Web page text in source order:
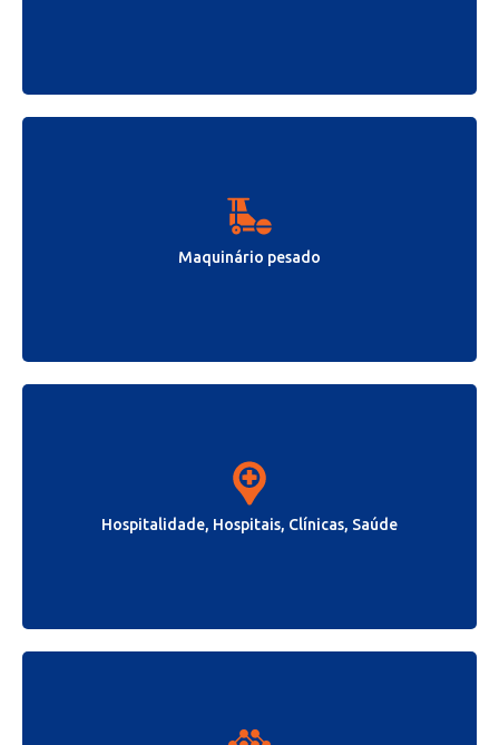
Maquinário pesado
Hospitalidade, Hospitais, Clínicas, Saúde